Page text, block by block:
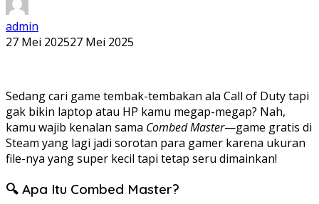
admin
27 Mei 202527 Mei 2025
Sedang cari game tembak-tembakan ala Call of Duty tapi
gak bikin laptop atau HP kamu megap-megap? Nah,
kamu wajib kenalan sama Combed Master—game gratis di
Steam yang lagi jadi sorotan para gamer karena ukuran
file-nya yang super kecil tapi tetap seru dimainkan!
🔍 Apa Itu Combed Master?